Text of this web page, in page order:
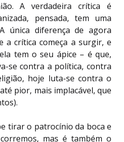
A verdadeira crítica é
pensada, tem uma
única diferença de agora
a crítica começa a surgir, e
tem o seu ápice – é que,
se contra a política, contra
hoje luta-se contra o
pior, mais implacável, que
tirar o patrocínio da boca e
mas é também o